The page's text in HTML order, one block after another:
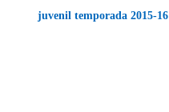
juvenil temporada 2015-16